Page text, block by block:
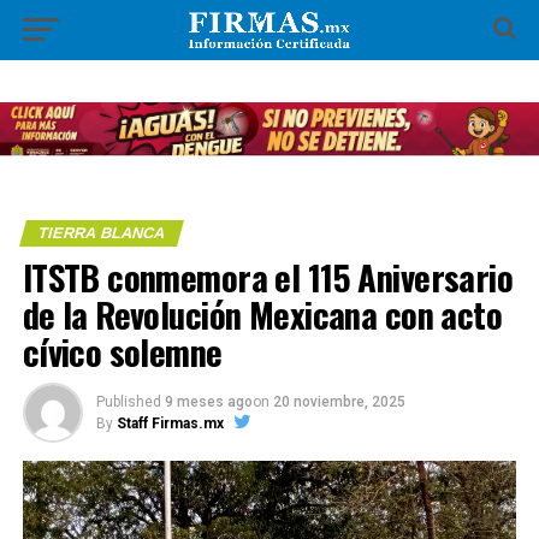
TIERRA BLANCA
ITSTB conmemora el 115 Aniversario
de la Revolución Mexicana con acto
cívico solemne
Published 9 meses agoon 20 noviembre, 2025
By Staff Firmas.mx